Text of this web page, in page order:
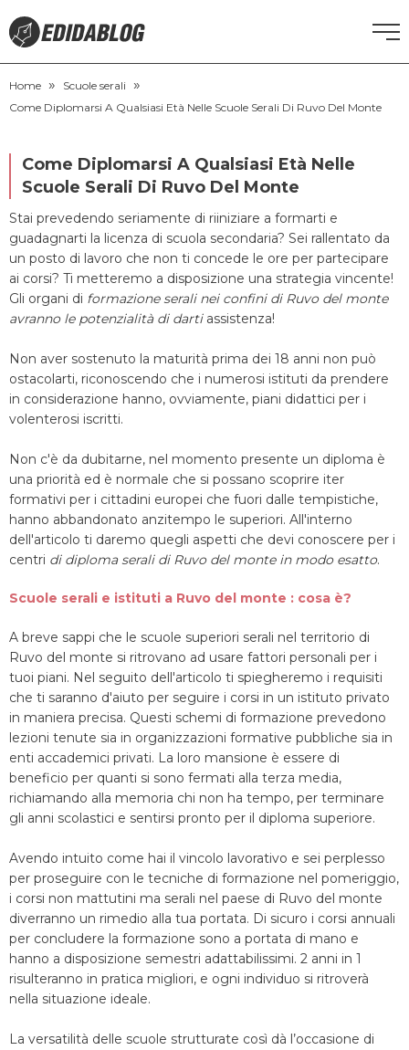
CORSI DI INGLESE
SCUOLE PRIVATE
SCUOLE SERALI
NEWS
Home » Scuole serali »
Come Diplomarsi A Qualsiasi Età Nelle Scuole Serali Di Ruvo Del Monte
Come Diplomarsi A Qualsiasi Età Nelle
Scuole Serali Di Ruvo Del Monte
Stai prevedendo seriamente di riiniziare a formarti e
guadagnarti la licenza di scuola secondaria? Sei rallentato da
un posto di lavoro che non ti concede le ore per partecipare
ai corsi? Ti metteremo a disposizione una strategia vincente!
Gli organi di formazione serali nei confini di Ruvo del monte
avranno le potenzialità di dartiassistenza!
Non aver sostenuto la maturità prima dei 18 anni non può
ostacolarti, riconoscendo che i numerosi istituti da prendere
in considerazione hanno, ovviamente, piani didattici per i
volenterosi iscritti.
Non c'è da dubitarne, nel momento presente un diploma è
una priorità ed è normale che si possano scoprire iter
formativi per i cittadini europei che fuori dalle tempistiche,
hanno abbandonato anzitempo le superiori. All'interno
dell'articolo ti daremo quegli aspetti che devi conoscere per i
centri di diploma serali di Ruvo del monte in modo esatto.
Scuole serali e istituti a Ruvo del monte : cosa è?
A breve sappi che le scuole superiori serali nel territorio di
Ruvo del monte si ritrovano ad usare fattori personali per i
tuoi piani. Nel seguito dell'articolo ti spiegheremo i requisiti
che ti saranno d'aiuto per seguire i corsi in un istituto privato
in maniera precisa. Questi schemi di formazione prevedono
lezioni tenute sia in organizzazioni formative pubbliche sia in
enti accademici privati. La loro mansione è essere di
beneficio per quanti si sono fermati alla terza media,
richiamando alla memoria chi non ha tempo, per terminare
gli anni scolastici e sentirsi pronto per il diploma superiore.
Avendo intuito come hai il vincolo lavorativo e sei perplesso
per proseguire con le tecniche di formazione nel pomeriggio,
i corsi non mattutini ma serali nel paese di Ruvo del monte
diverranno un rimedio alla tua portata. Di sicuro i corsi annuali
per concludere la formazione sono a portata di mano e
hanno a disposizione semestri adattabilissimi. 2 anni in 1
risulteranno in pratica migliori, e ogni individuo si ritroverà
nella situazione ideale.
La versatilità delle scuole strutturate così dà l’occasione di